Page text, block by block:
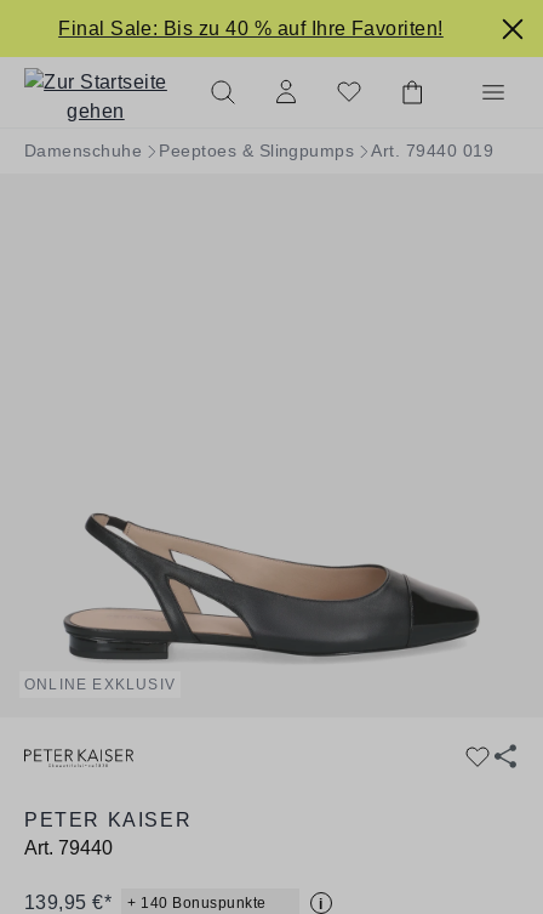
springen
Final Sale: Bis zu 40 % auf Ihre Favoriten!
Damenschuhe Peeptoes & Slingpumps Art. 79440 019
ONLINE EXKLUSIV
PETER KAISER
Art. 79440
139,95 €* + 140 Bonuspunkte
i